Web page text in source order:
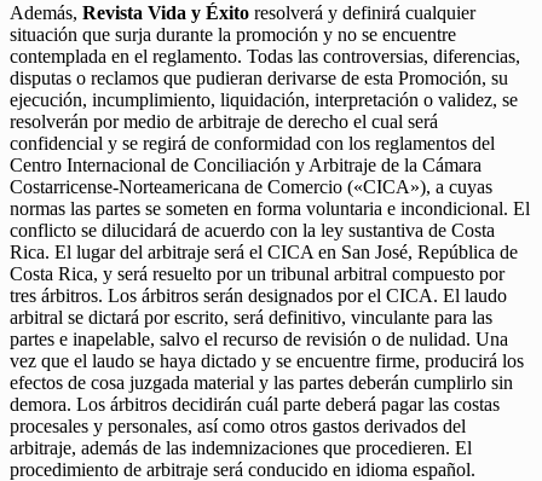
Además, Revista Vida y Éxito resolverá y definirá cualquier
situación que surja durante la promoción y no se encuentre
contemplada en el reglamento. Todas las controversias, diferencias,
disputas o reclamos que pudieran derivarse de esta Promoción, su
ejecución, incumplimiento, liquidación, interpretación o validez, se
resolverán por medio de arbitraje de derecho el cual será
confidencial y se regirá de conformidad con los reglamentos del
Centro Internacional de Conciliación y Arbitraje de la Cámara
Costarricense-Norteamericana de Comercio («CICA»), a cuyas
normas las partes se someten en forma voluntaria e incondicional. El
conflicto se dilucidará de acuerdo con la ley sustantiva de Costa
Rica. El lugar del arbitraje será el CICA en San José, República de
Costa Rica, y será resuelto por un tribunal arbitral compuesto por
tres árbitros. Los árbitros serán designados por el CICA. El laudo
arbitral se dictará por escrito, será definitivo, vinculante para las
partes e inapelable, salvo el recurso de revisión o de nulidad. Una
vez que el laudo se haya dictado y se encuentre firme, producirá los
efectos de cosa juzgada material y las partes deberán cumplirlo sin
demora. Los árbitros decidirán cuál parte deberá pagar las costas
procesales y personales, así como otros gastos derivados del
arbitraje, además de las indemnizaciones que procedieren. El
procedimiento de arbitraje será conducido en idioma español.